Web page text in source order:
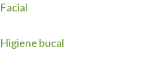
Facial
Higiene bucal